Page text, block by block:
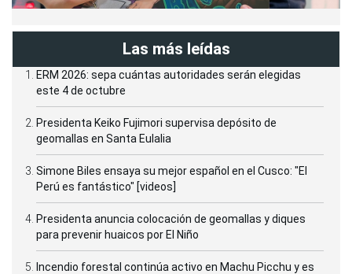
Las más leídas
ERM 2026: sepa cuántas autoridades serán elegidas
este 4 de octubre
Presidenta Keiko Fujimori supervisa depósito de
geomallas en Santa Eulalia
Simone Biles ensaya su mejor español en el Cusco: "El
Perú es fantástico" [videos]
Presidenta anuncia colocación de geomallas y diques
para prevenir huaicos por El Niño
Incendio forestal continúa activo en Machu Picchu y es